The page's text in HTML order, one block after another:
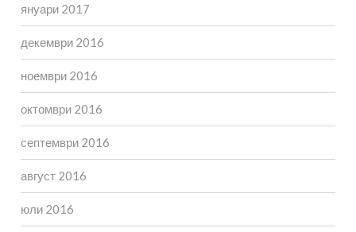
януари 2017
декември 2016
ноември 2016
октомври 2016
септември 2016
август 2016
юли 2016